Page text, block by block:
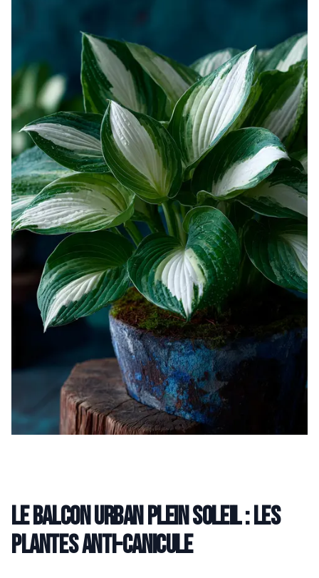
Le balcon urban plein soleil : les
plantes anti-canicule